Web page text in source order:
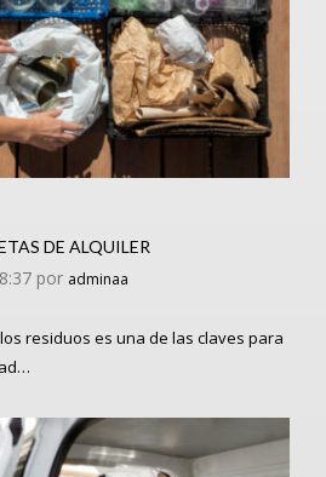
DE ALQUILER
por adminaa
residuos es una de las claves para